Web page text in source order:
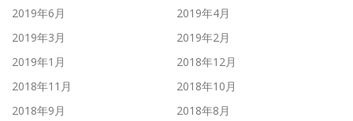
2019年6月
2019年4月
2019年3月
2019年2月
2019年1月
2018年12月
2018年11月
2018年10月
2018年9月
2018年8月